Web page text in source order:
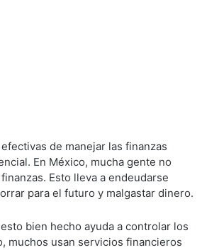
de manejar las finanzas
En México, mucha gente no
Esto lleva a endeudarse
para el futuro y malgastar dinero.
bien hecho ayuda a controlar los
muchos usan servicios financieros